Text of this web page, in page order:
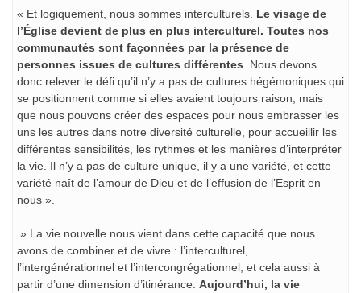
« Et logiquement, nous sommes interculturels. Le visage de
l’Église devient de plus en plus interculturel. Toutes nos
communautés sont façonnées par la présence de
personnes issues de cultures différentes . Nous devons
donc relever le défi qu’il n’y a pas de cultures hégémoniques qui
se positionnent comme si elles avaient toujours raison, mais
que nous pouvons créer des espaces pour nous embrasser les
uns les autres dans notre diversité culturelle, pour accueillir les
différentes sensibilités, les rythmes et les manières d’interpréter
la vie. Il n’y a pas de culture unique, il y a une variété, et cette
variété naît de l’amour de Dieu et de l’effusion de l’Esprit en
nous ».
» La vie nouvelle nous vient dans cette capacité que nous
avons de combiner et de vivre : l’interculturel,
l’intergénérationnel et l’intercongrégationnel, et cela aussi à
partir d’une dimension d’itinérance. Aujourd’hui, la vie